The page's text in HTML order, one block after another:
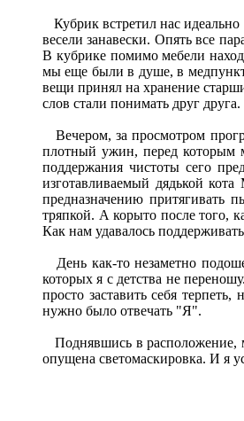
Кубрик встретил нас
весели занавески. Опять все
В кубрике помимо мебели
мы еще были в душе, в
вещи принял на хранение
слов стали понимать друг друга.
Вечером, за просмотром
плотный ужин, перед которым
поддержания чистоты сего
изготавливаемый дядькой
предназначению притягивать
тряпкой. А корыто после того,
Как нам удавалось
День как-то незаметно
которых я с детства не
просто заставить себя
нужно было отвечать "Я".
Поднявшись в расположение,
опущена светомаскировка. И я